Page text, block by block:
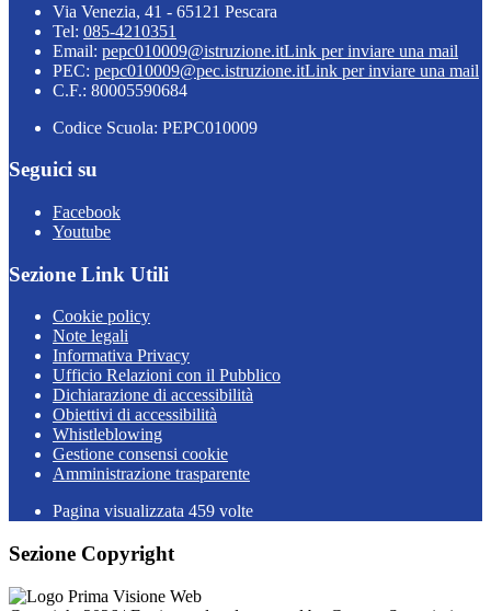
Via Venezia, 41 - 65121 Pescara
Tel: 085-4210351
Email: pepc010009@istruzione.itLink per inviare una mail
PEC: pepc010009@pec.istruzione.itLink per inviare una mail
C.F.: 80005590684
Codice Scuola: PEPC010009
Seguici su
Facebook
Youtube
Sezione Link Utili
Cookie policy
Note legali
Informativa Privacy
Ufficio Relazioni con il Pubblico
Dichiarazione di accessibilità
Obiettivi di accessibilità
Whistleblowing
Gestione consensi cookie
Amministrazione trasparente
Pagina visualizzata 459 volte
Sezione Copyright